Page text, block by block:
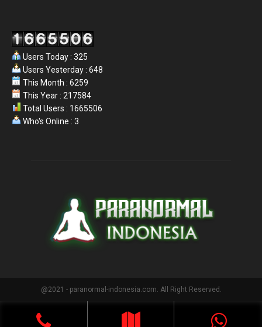
Users Today : 325
Users Yesterday : 648
This Month : 6259
This Year : 217584
Total Users : 1665506
Who's Online : 3
@2021 - paranormal-indonesia.com. All Right Reserved.